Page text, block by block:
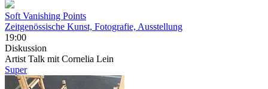
Soft Vanishing Points
Zeitgenössische Kunst, Fotografie, Ausstellung
19:00
Diskussion
Artist Talk mit Cornelia Lein
Super